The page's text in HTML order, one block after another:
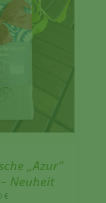
„Azur“
Neuheit
€